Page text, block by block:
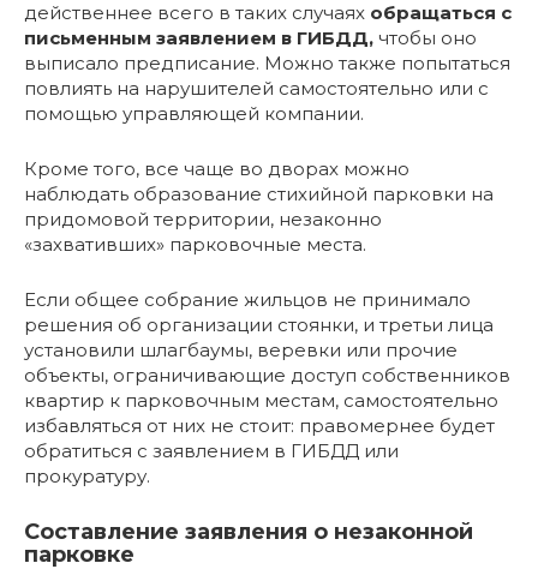
действеннее всего в таких случаях обращаться с
письменным заявлением в ГИБДД, чтобы оно
выписало предписание. Можно также попытаться
повлиять на нарушителей самостоятельно или с
помощью управляющей компании.
Кроме того, все чаще во дворах можно
наблюдать образование стихийной парковки на
придомовой территории, незаконно
«захвативших» парковочные места.
Если общее собрание жильцов не принимало
решения об организации стоянки, и третьи лица
установили шлагбаумы, веревки или прочие
объекты, ограничивающие доступ собственников
квартир к парковочным местам, самостоятельно
избавляться от них не стоит: правомернее будет
обратиться с заявлением в ГИБДД или
прокуратуру.
Составление заявления о незаконной
парковке